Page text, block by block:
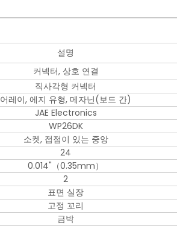
설명
커넥터, 상호 연결
직사각형 커넥터
어레이, 에지 유형, 메자닌(보드 간)
JAE Electronics
WP26DK
소켓, 접점이 있는 중앙
24
0.014"（0.35mm）
2
표면 실장
고정 꼬리
금박